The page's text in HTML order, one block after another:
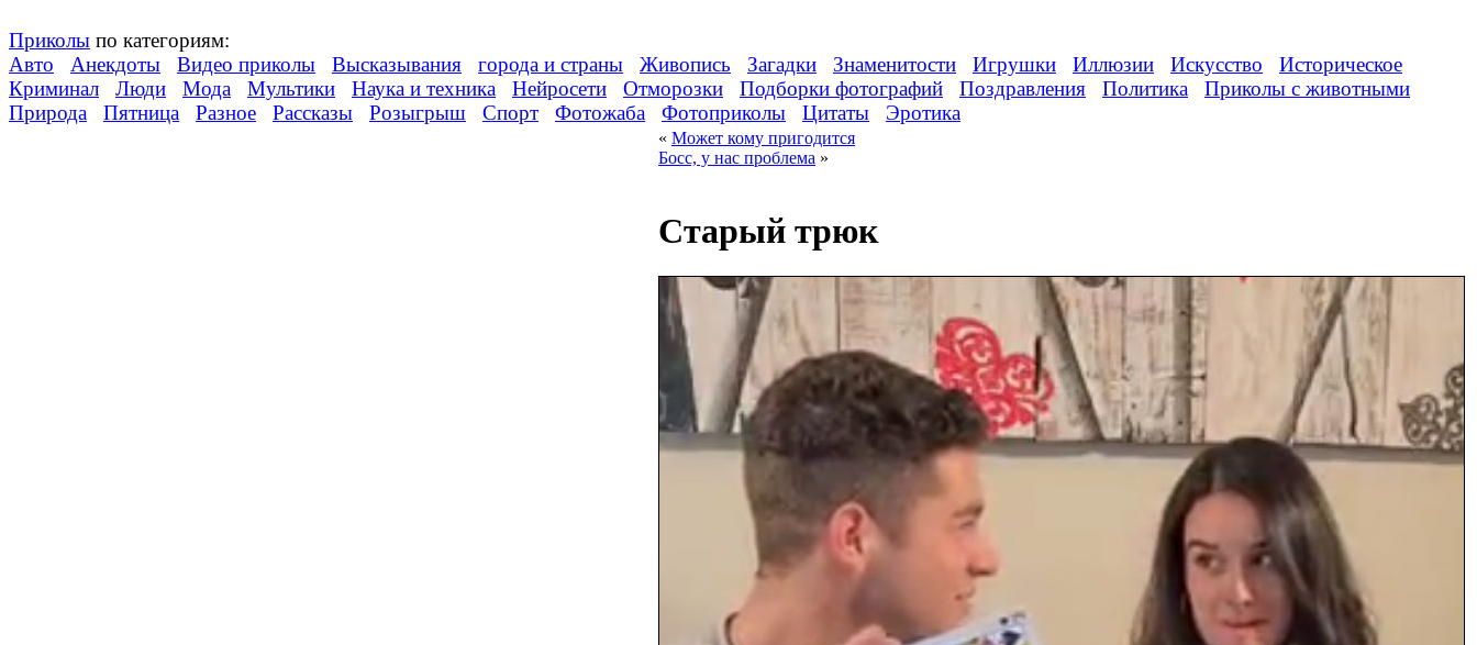
Приколы по категориям:
Авто
Анекдоты Видео приколы Высказывания города и страны Живопись Загадки Знаменитости Игрушки Иллюзии Искусство
Историческое
Криминал
Люди Мода Мультики Наука и техника Нейросети Отморозки Подборки фотографий Поздравления Политика
Приколы с животными
Природа
Пятница Разное Рассказы Розыгрыш Спорт Фотожаба Фотоприколы Цитаты Эротика
« Может кому пригодится
Босс, у нас проблема »
Старый трюк